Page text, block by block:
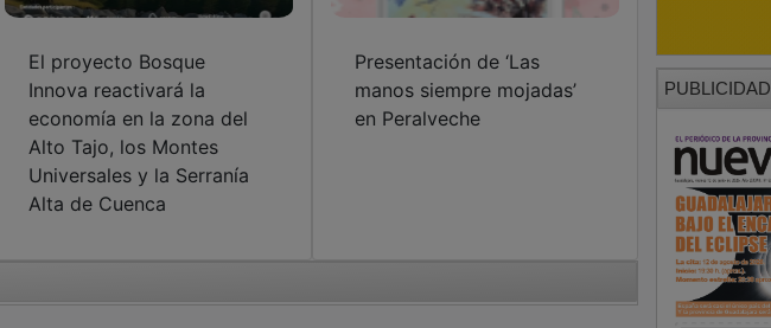
El proyecto Bosque
Innova reactivará la
economía en la zona del
Alto Tajo, los Montes
Universales y la Serranía
Alta de Cuenca
Presentación de ‘Las
manos siempre mojadas’
en Peralveche
PUBLICIDAD